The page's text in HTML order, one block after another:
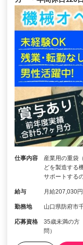
仕事内容
産業用の重袋
どを製造する
サポートする
給与 月給207,030
勤務地 山口県防府市
応募資格
35歳未満の方
問）